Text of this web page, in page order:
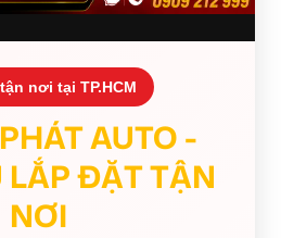
nơi tại TP.HCM
AUTO -
LẮP ĐẶT TẬN
NƠI